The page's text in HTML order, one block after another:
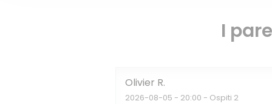
I
Olivier R
2026-08-05 - 20:00 - Ospiti 2